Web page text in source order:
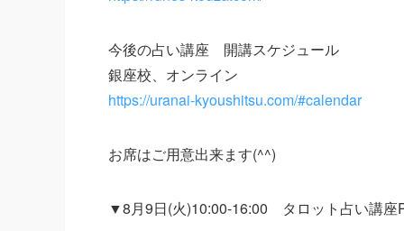
今後の占い講座 開講スケジュール
銀座校、オンライン
https://uranai-kyoushitsu.com/#calendar
お席はご用意出来ます(^^)
▼8月9日(火)10:00-16:00 タロット占い講座